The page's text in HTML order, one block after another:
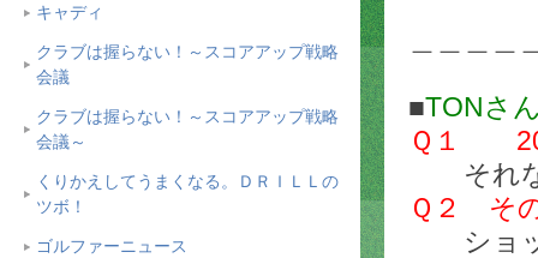
キャディ
クラブは握らない！～スコアアップ戦略
会議
クラブは握らない！～スコアアップ戦略
会議～
くりかえしてうまくなる。ＤＲＩＬＬの
ツボ！
ゴルファーニュース
■TONさ
Ｑ１
それな
Ｑ２ そ
ショッ